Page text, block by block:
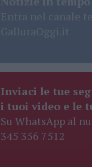
Entra nel canale
GalluraOggi.it
Inviaci le tue
i tuoi video e le
Su WhatsApp al
345 356 7512